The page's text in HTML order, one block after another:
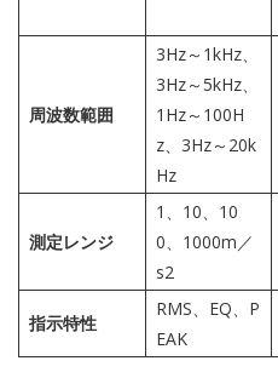
周波数範囲
3Hz～1kHz、
3Hz～5kHz、
1Hz～100H
z、3Hz～20k
Hz
測定レンジ
1、10、10
0、1000m／
s2
指示特性
RMS、EQ、P
EAK